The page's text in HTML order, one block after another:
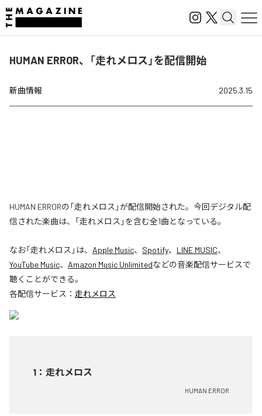
HUMAN ERROR、「走れメロス」を配信開始
新曲情報 2025.3.15
HUMAN ERRORの「走れメロス」が配信開始された。今回デジタル配
信された楽曲は、「走れメロス」を含む全1曲となっている。
なお「走れメロス 」は、 Apple Music、 Spotify、 LINE MUSIC、
YouTube Music、 Amazon Music Unlimitedなどの音楽配信サービスで
聴くことができる。
各配信サービス： 走れメロス
1 ： 走れメロス
HUMAN ERROR